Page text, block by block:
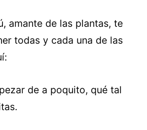
amante de las plantas, te
todas y cada una de las
de a poquito, qué tal